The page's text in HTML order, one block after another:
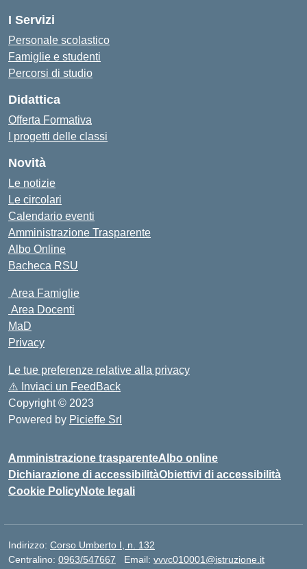
I Servizi
Personale scolastico
Famiglie e studenti
Percorsi di studio
Didattica
Offerta Formativa
I progetti delle classi
Novità
Le notizie
Le circolari
Calendario eventi
Amministrazione Trasparente
Albo Online
Bacheca RSU
Area Famiglie
Area Docenti
MaD
Privacy
Le tue preferenze relative alla privacy
⚠️ Inviaci un FeedBack
Copyright © 2023
Powered by Picieffe Srl
Amministrazione trasparenteAlbo online
Dichiarazione di accessibilitàObiettivi di accessibilità
Cookie PolicyNote legali
Indirizzo: Corso Umberto I, n. 132
Centralino: 0963/547667 Email: vvvc010001@istruzione.it